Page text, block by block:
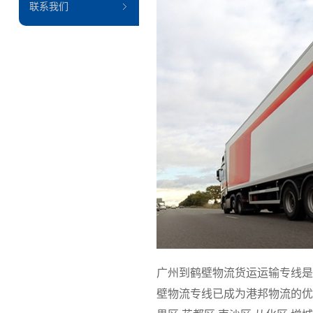
广州到鹤壁物流货运运输专线
壁物流专线已成为港邦物流的
联系我们